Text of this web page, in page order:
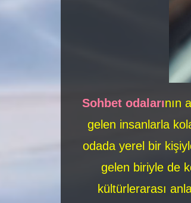
Sohbet odalarının
gelen insanlarla
odada yerel bir
gelen biriyle de
kültürlerarası